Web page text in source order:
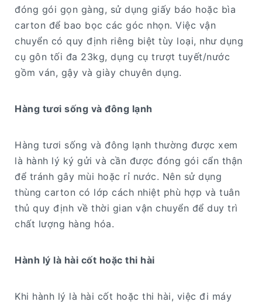
đóng gói gọn gàng, sử dụng giấy báo hoặc bìa
carton để bao bọc các góc nhọn. Việc vận
chuyển có quy định riêng biệt tùy loại, như dụng
cụ gôn tối đa 23kg, dụng cụ trượt tuyết/nước
gồm ván, gậy và giày chuyên dụng.
Hàng tươi sống và đông lạnh
Hàng tươi sống và đông lạnh thường được xem
là hành lý ký gửi và cần được đóng gói cẩn thận
để tránh gây mùi hoặc rỉ nước. Nên sử dụng
thùng carton có lớp cách nhiệt phù hợp và tuân
thủ quy định về thời gian vận chuyển để duy trì
chất lượng hàng hóa.
Hành lý là hài cốt hoặc thi hài
Khi hành lý là hài cốt hoặc thi hài, việc đi máy